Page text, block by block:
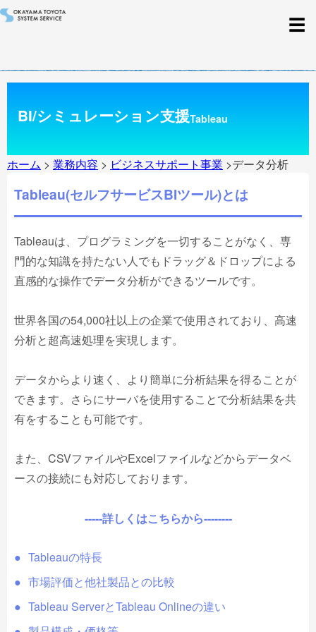
BI/シミュレーション支援Tableau
ホーム > 業務内容 > ビジネスサポート事業 >データ分析
Tableau(セルフサービスBIツール)とは
Tableauは、プログラミングを一切することがなく、専
門的な知識を持たない人でもドラッグ＆ドロップによる
直感的な操作でデータ分析ができるツールです。
世界各国の54,000社以上の企業で使用されており、高速
分析と超高速処理を実現します。
データからより速く、より簡単に分析結果を得ることが
できます。さらにサーバを使用することで分析結果を共
有をすることも可能です。
また、CSVファイルやExcelファイルなどからデータベ
ースの接続にも対応しております。
-----詳しくはこちらから--------
Tableauの特長
市場評価と他社製品との比較
Tableau ServerとTableau Onlineの違い